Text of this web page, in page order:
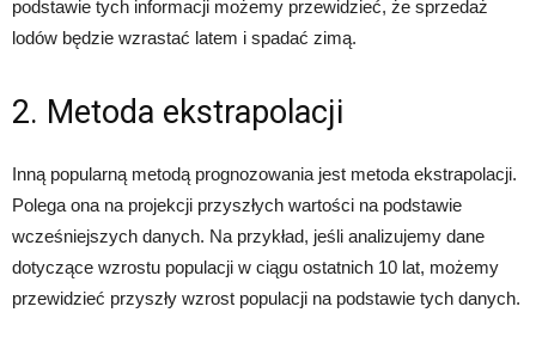
podstawie tych informacji możemy przewidzieć, że sprzedaż
lodów będzie wzrastać latem i spadać zimą.
2. Metoda ekstrapolacji
Inną popularną metodą prognozowania jest metoda ekstrapolacji.
Polega ona na projekcji przyszłych wartości na podstawie
wcześniejszych danych. Na przykład, jeśli analizujemy dane
dotyczące wzrostu populacji w ciągu ostatnich 10 lat, możemy
przewidzieć przyszły wzrost populacji na podstawie tych danych.